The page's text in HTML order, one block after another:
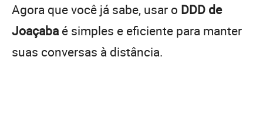
Agora que você já sabe, usar o DDD de
Joaçaba é simples e eficiente para manter
suas conversas à distância.